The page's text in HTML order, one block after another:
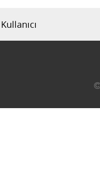
Kullanıcı